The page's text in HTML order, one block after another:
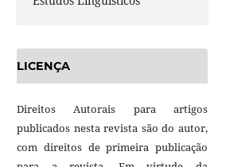
LICENÇA
Direitos Autorais para artigos
publicados nesta revista são do autor,
com direitos de primeira publicação